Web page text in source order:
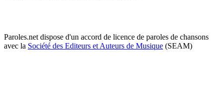
Paroles.net dispose d'un accord de licence de paroles de chansons
avec la Société des Editeurs et Auteurs de Musique (SEAM)